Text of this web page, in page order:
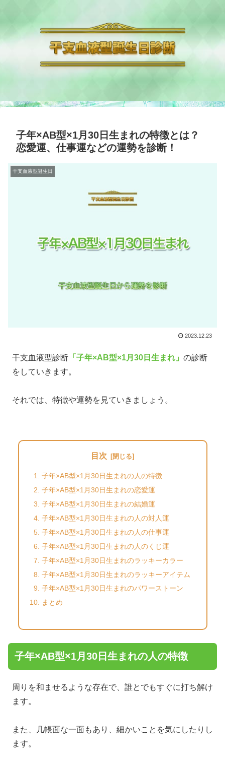
子年×AB型×1月30日生まれの特徴とは？
恋愛運、仕事運などの運勢を診断！
干支血液型誕生日
2023.12.23
干支血液型診断 「子年×AB型×1月30日生まれ」 の診断
をしていきます。
それでは、特徴や運勢を見ていきましょう。
目次
子年×AB型×1月30日生まれの人の特徴
子年×AB型×1月30日生まれの恋愛運
子年×AB型×1月30日生まれの結婚運
子年×AB型×1月30日生まれの人の対人運
子年×AB型×1月30日生まれの人の仕事運
子年×AB型×1月30日生まれの人のくじ運
子年×AB型×1月30日生まれのラッキーカラー
子年×AB型×1月30日生まれのラッキーアイテム
子年×AB型×1月30日生まれのパワーストーン
まとめ
子年×AB型×1月30日生まれの人の特徴
周りを和ませるような存在で、誰とでもすぐに打ち解け
ます。
また、几帳面な一面もあり、細かいことを気にしたりし
ます。